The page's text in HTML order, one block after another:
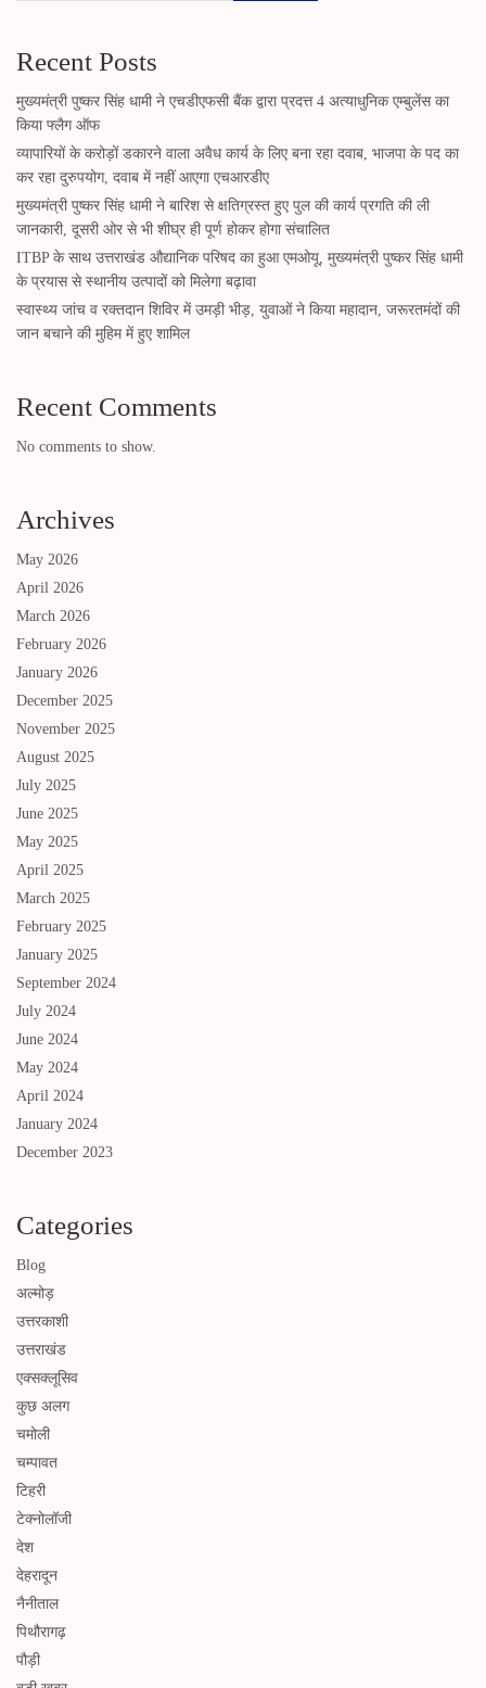
Recent Posts
मुख्यमंत्री पुष्कर सिंह धामी ने एचडीएफसी बैंक द्वारा प्रदत्त 4 अत्याधुनिक एम्बुलेंस का
किया फ्लैग ऑफ
व्यापारियों के करोड़ों डकारने वाला अवैध कार्य के लिए बना रहा दवाब, भाजपा के पद का
कर रहा दुरुपयोग, दवाब में नहीं आएगा एचआरडीए
मुख्यमंत्री पुष्कर सिंह धामी ने बारिश से क्षतिग्रस्त हुए पुल की कार्य प्रगति की ली
जानकारी, दूसरी ओर से भी शीघ्र ही पूर्ण होकर होगा संचालित
ITBP के साथ उत्तराखंड औद्यानिक परिषद का हुआ एमओयू, मुख्यमंत्री पुष्कर सिंह धामी
के प्रयास से स्थानीय उत्पादों को मिलेगा बढ़ावा
स्वास्थ्य जांच व रक्तदान शिविर में उमड़ी भीड़, युवाओं ने किया महादान, जरूरतमंदों की
जान बचाने की मुहिम में हुए शामिल
Recent Comments
No comments to show.
Archives
May 2026
April 2026
March 2026
February 2026
January 2026
December 2025
November 2025
August 2025
July 2025
June 2025
May 2025
April 2025
March 2025
February 2025
January 2025
September 2024
July 2024
June 2024
May 2024
April 2024
January 2024
December 2023
Categories
Blog
अल्मोड़
उत्तरकाशी
उत्तराखंड
एक्सक्लूसिव
कुछ अलग
चमोली
चम्पावत
टिहरी
टेक्नोलॉजी
देश
देहरादून
नैनीताल
पिथौरागढ़
पौड़ी